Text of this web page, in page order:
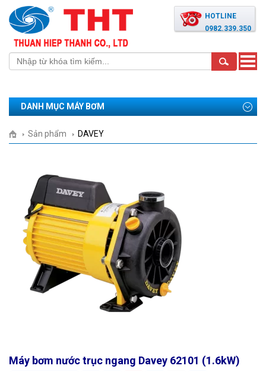
HOTLINE
0982.339.350
Toggle
DANH MỤC MÁY BƠM
Sản phẩm DAVEY
Máy bơm nước trục ngang Davey 62101 (1.6kW)